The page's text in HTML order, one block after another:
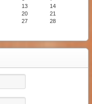
13
14
20
21
27
28